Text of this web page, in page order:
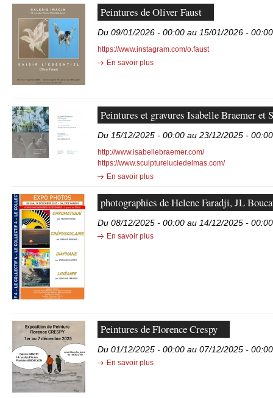
Peintures de Oliver Faust
Du 09/01/2026 - 00:00 au 15/01/2026 - 00:00
https://www.instagram.com/o.faust
En savoir plus
Peintures et gravures Isabelle Braemer et
Du 15/12/2025 - 00:00 au 23/12/2025 - 00:00
http://www.isabellebraemer.com/
https://www.sculptureluciedelmas.com/
En savoir plus
photographies de Helene Faradji, JL
Du 08/12/2025 - 00:00 au 14/12/2025 - 00:00
En savoir plus
Peintures de Florence Crespy
Du 01/12/2025 - 00:00 au 07/12/2025 - 00:00
En savoir plus